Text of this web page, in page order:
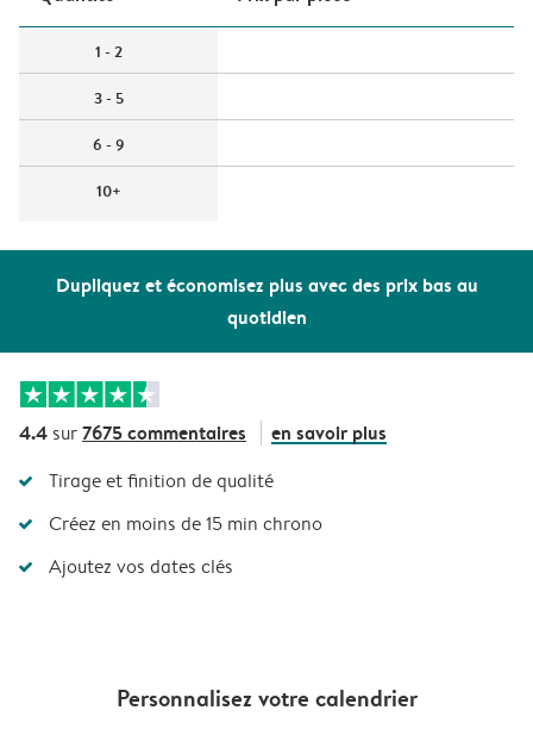
Dupliquez et économisez plus avec des prix bas au
quotidien
1 - 2
3 - 5
6 - 9
10+
4.4 sur7675 commentaires en savoir plus
Tirage et finition de qualité
Créez en moins de 15 min chrono
Ajoutez vos dates clés
Personnalisez votre calendrier